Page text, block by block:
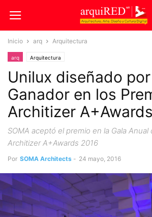
Inicio arq Arquitectura
arq Arquitectura
Unilux diseñado
Ganador en los
Architizer A+Awards
SOMA aceptó el premio en la Gala Anual
Architizer A+Awards 2016
Por SOMA Architects - 24 mayo, 2016